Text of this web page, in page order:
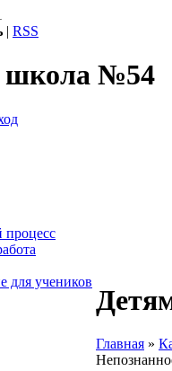
| RSS
школа №54
процесс
для учеников
Главная »